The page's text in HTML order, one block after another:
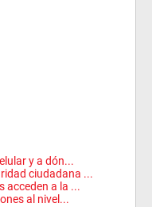
y a dón...
ciudadana ...
acceden a la ...
al nivel...